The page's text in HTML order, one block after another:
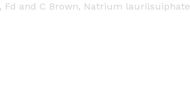
Fd and C Brown, Natrium laurilsuiphate